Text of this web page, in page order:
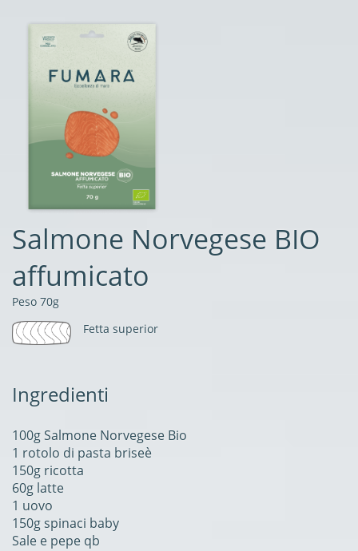
Salmone Norvegese BIO
affumicato
Peso 70g
Fetta superior
Ingredienti
100g Salmone Norvegese Bio
1 rotolo di pasta briseè
150g ricotta
60g latte
1 uovo
150g spinaci baby
Sale e pepe qb